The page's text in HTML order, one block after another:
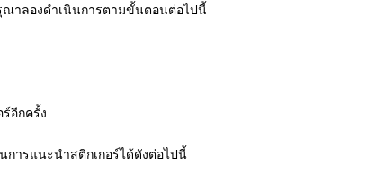
ณาลองดำเนินการตามขั้นตอนต่อไปนี้
อีกครั้ง
ารแนะนำสติกเกอร์ได้ดังต่อไปนี้